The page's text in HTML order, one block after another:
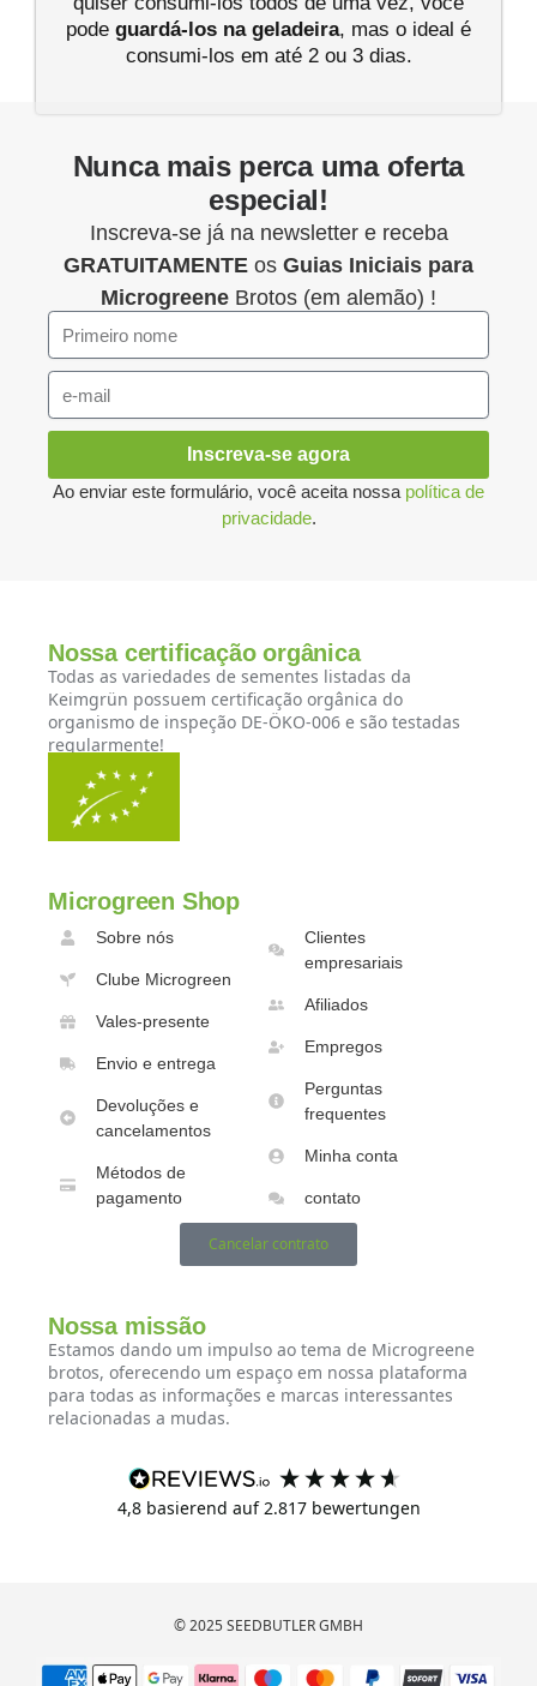
pode guardá-los na geladeira, mas o ideal é
consumi-los em até 2 ou 3 dias.
Nunca mais perca uma oferta
especial!
Inscreva-se já na newsletter e receba
GRATUITAMENTE os Guias Iniciais para
Microgreene Brotos (em alemão) !
Inscreva-se agora
Ao enviar este formulário, você aceita nossa política de
privacidade.
Nossa certificação orgânica
Todas as variedades de sementes listadas da
Keimgrün possuem certificação orgânica do
organismo de inspeção DE-ÖKO-006 e são testadas
regularmente!
Microgreen Shop
Sobre nós
Clube Microgreen
Vales-presente
Envio e entrega
Devoluções e
cancelamentos
Métodos de
pagamento
Clientes
empresariais
Afiliados
Empregos
Perguntas
frequentes
Minha conta
contato
Cancelar contrato
Nossa missão
Estamos dando um impulso ao tema de Microgreene
brotos, oferecendo um espaço em nossa plataforma
para todas as informações e marcas interessantes
relacionadas a mudas.
4,8 basierend auf 2.817bewertungen
© 2025 SEEDBUTLER GMBH